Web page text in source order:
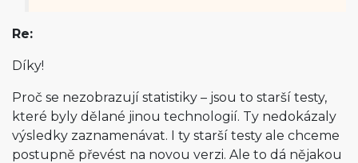
Re:
Díky!
Proč se nezobrazují statistiky – jsou to starší testy,
které byly dělané jinou technologií. Ty nedokázaly
výsledky zaznamenávat. I ty starší testy ale chceme
postupně převést na novou verzi. Ale to dá nějakou